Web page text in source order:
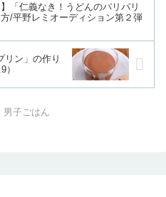
】「仁義なき！うどんのパリパリ
/平野レミオーディション第２弾
リン」の作り
男子ごはん